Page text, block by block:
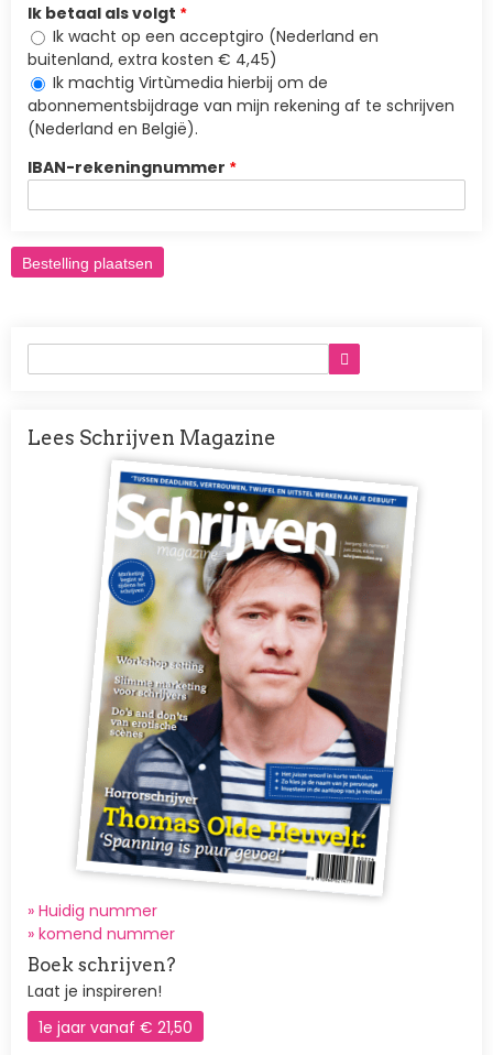
Ik betaal als volgt
Ik wacht op een acceptgiro (Nederland en
buitenland, extra kosten € 4,45)
Ik machtig Virtùmedia hierbij om de
abonnementsbijdrage van mijn rekening af te schrijven
(Nederland en België).
IBAN-rekeningnummer
Lees Schrijven Magazine
Afbeelding
» Huidig nummer
» komend nummer
Boek schrijven?
Laat je inspireren!
1e jaar vanaf € 21,50